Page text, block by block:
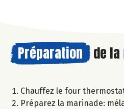
Préparation de la
Chauffez le four
Préparez la marinade: